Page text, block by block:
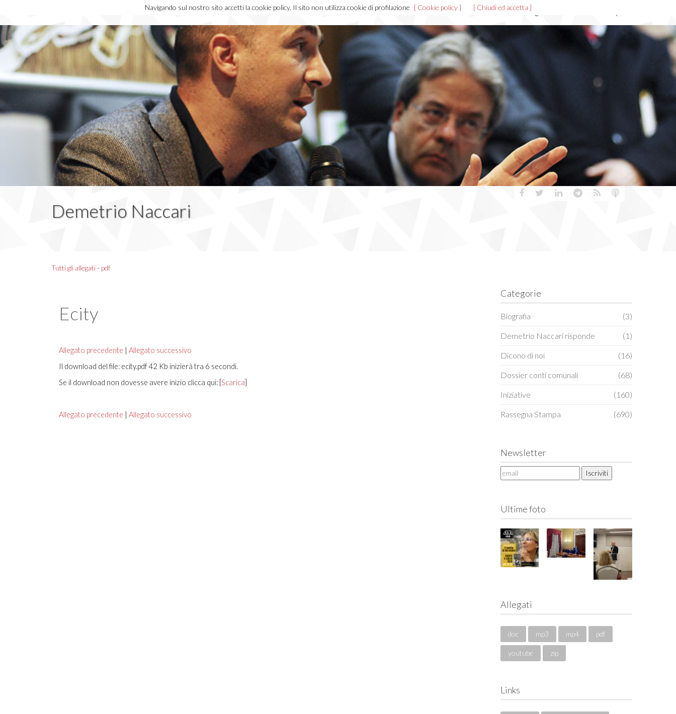
Home Chi sono News ed eventi Allegati
Demetrio Naccari
Tutti gli allegati- pdf
Ecity
Allegato precedente | Allegato successivo
Il download del file: ecity.pdf 42 Kb inizierà tra 6 secondi.
Se il download non dovesse avere inizio clicca qui: [Scarica]
Allegato precedente | Allegato successivo
Categorie
Biografia (3)
Demetrio Naccari risponde (1)
Dicono di noi (16)
Dossier conti comunali (68)
Iniziative (160)
Rassegna Stampa (690)
Newsletter
Ultime foto
Allegati
doc mp3 mp4 pdf
youtube zip
Links
Navigando sul nostro sito accetti la cookie policy. Il sito non utilizza cookie di profilazione [ Cookie policy ] [ Chiudi ed accetta ]